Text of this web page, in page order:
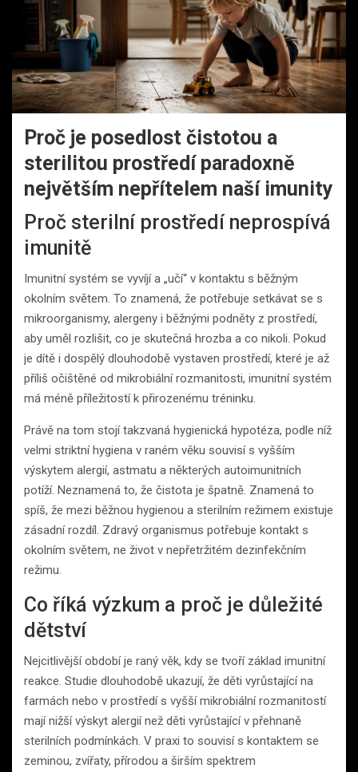
Proč je posedlost čistotou a
sterilitou prostředí paradoxně
největším nepřítelem naší imunity
Proč sterilní prostředí neprospívá
imunitě
Imunitní systém se vyvíjí a „učí“ v kontaktu s běžným
okolním světem. To znamená, že potřebuje setkávat se s
mikroorganismy, alergeny i běžnými podněty z prostředí,
aby uměl rozlišit, co je skutečná hrozba a co nikoli. Pokud
je dítě i dospělý dlouhodobě vystaven prostředí, které je až
příliš očištěné od mikrobiální rozmanitosti, imunitní systém
má méně příležitostí k přirozenému tréninku.
Právě na tom stojí takzvaná hygienická hypotéza, podle níž
velmi striktní hygiena v raném věku souvisí s vyšším
výskytem alergií, astmatu a některých autoimunitních
potíží. Neznamená to, že čistota je špatně. Znamená to
spíš, že mezi běžnou hygienou a sterilním režimem existuje
zásadní rozdíl. Zdravý organismus potřebuje kontakt s
okolním světem, ne život v nepřetržitém dezinfekčním
režimu.
Co říká výzkum a proč je důležité
dětství
Nejcitlivější období je raný věk, kdy se tvoří základ imunitní
reakce. Studie dlouhodobě ukazují, že děti vyrůstající na
farmách nebo v prostředí s vyšší mikrobiální rozmanitostí
mají nižší výskyt alergií než děti vyrůstající v přehnaně
sterilních podmínkách. V praxi to souvisí s kontaktem se
zeminou, zvířaty, přírodou a širším spektrem